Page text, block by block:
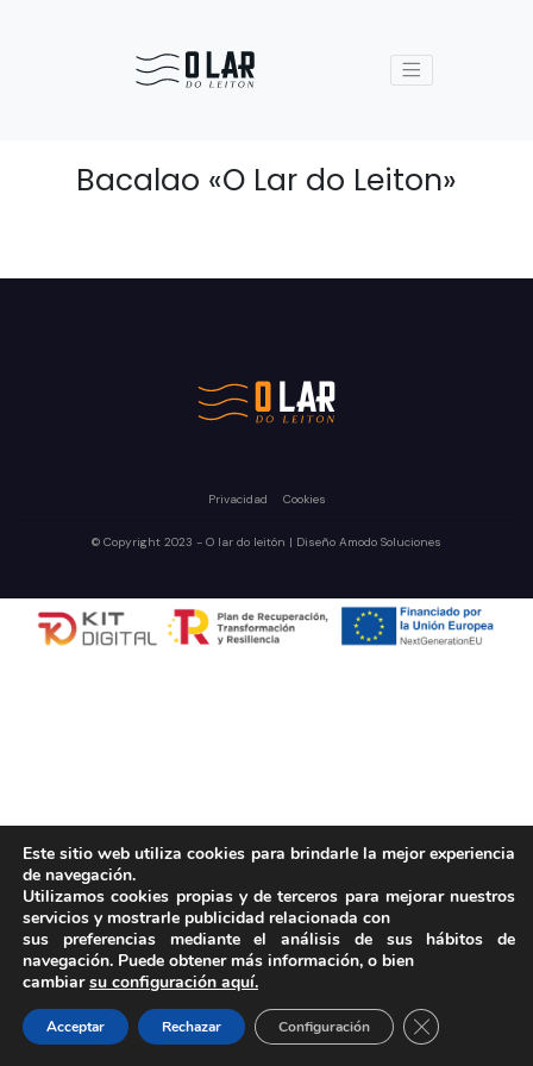
Bacalao «O Lar do Leiton»
Privacidad Cookies
© Copyright 2023 - O lar do leitón | Diseño Amodo Soluciones
Este sitio web utiliza cookies para brindarle la mejor experiencia
de navegación.
Utilizamos cookies propias y de terceros para mejorar nuestros
servicios y mostrarle publicidad relacionada con
sus preferencias mediante el análisis de sus hábitos de
navegación. Puede obtener más información, o bien
cambiarsu configuración aquí.
Acceptar Rechazar Configuración Cerrar el